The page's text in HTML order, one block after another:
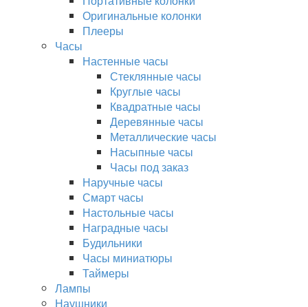
Оригинальные колонки
Плееры
Часы
Настенные часы
Стеклянные часы
Круглые часы
Квадратные часы
Деревянные часы
Металлические часы
Насыпные часы
Часы под заказ
Наручные часы
Смарт часы
Настольные часы
Наградные часы
Будильники
Часы миниатюры
Таймеры
Лампы
Наушники